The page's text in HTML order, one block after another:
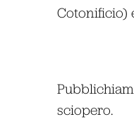
Cotonificio)
sciopero.